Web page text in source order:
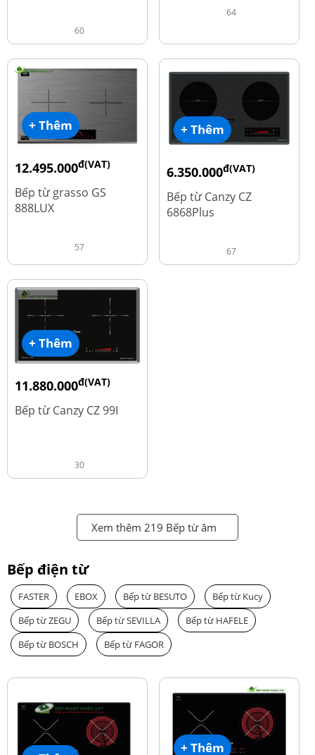
60
64
+ Thêm
12.495.000đ(VAT)
16.660.000
Bếp từ grasso GS
888LUX
57
+ Thêm
6.350.000đ(VAT)
Bếp từ Canzy CZ
6868Plus
67
+ Thêm
11.880.000đ(VAT)
13.980.000
Bếp từ Canzy CZ 99I
30
Xem thêm 219 Bếp từ âm
Bếp điện từ
FASTER EBOX Bếp từ BESUTO
Bếp từ Kucy
Bếp từ ZEGU
Bếp từ SEVILLA
Bếp từ HAFELE
Bếp từ BOSCH
Bếp từ FAGOR
+ Thêm